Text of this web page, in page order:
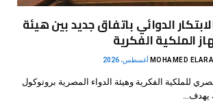
الدوائي باتفاق جديد بين هيئة
الملكية الفكرية
MOHAMED
للملكية الفكرية وهيئة الدواء المصرية بروتوكول
يهدف…